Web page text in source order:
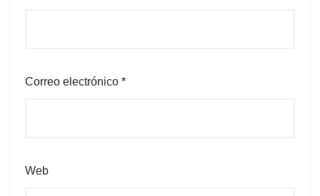
Correo electrónico *
Web